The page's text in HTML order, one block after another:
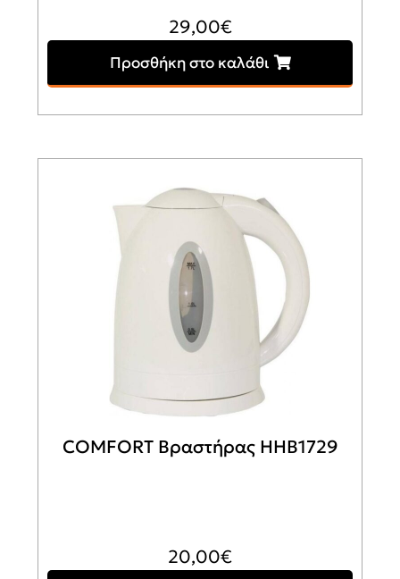
29,00€
Προσθήκη στο καλάθι
COMFORT Βραστήρας HHB1729
20,00€